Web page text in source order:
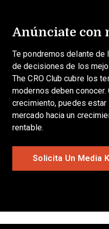
Anúnciate con
Te pondremos delante
de decisiones de los
The CRO Club cubre los
modernos deben conocer.
crecimiento, puedes
mercado hacia un
rentable.
Solicita Un Media